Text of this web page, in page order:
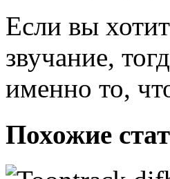
Если вы
звучание,
именно то,
Похожие